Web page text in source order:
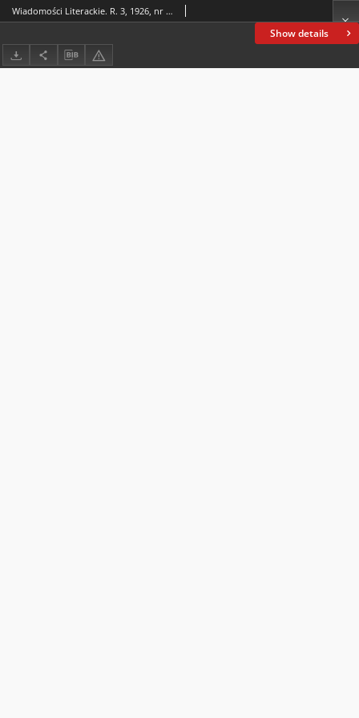
Show details
Wiadomości Literackie. R. 3, 1926, nr 49 (153), 5 XII